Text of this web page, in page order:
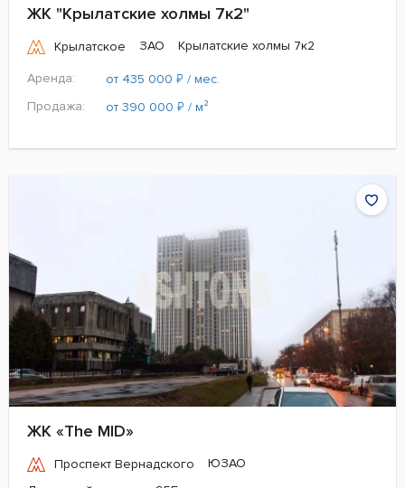
ЖК "Крылатские холмы 7к2"
Крылатское ЗАО Крылатские холмы 7к2
Аренда: от 435 000 ₽ / мес.
Продажа:
от 390 000 ₽ / м²
ЖК «The MID»
Проспект Вернадского
ЮЗАО